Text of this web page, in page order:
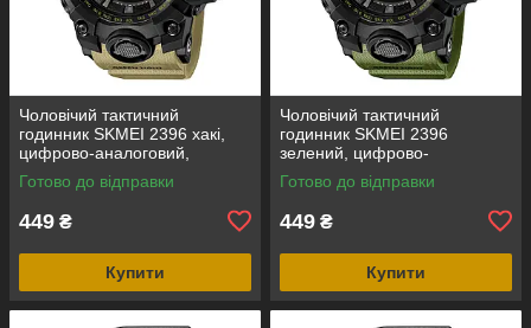
Чоловічий тактичний
годинник SKMEI 2396 хакі,
цифрово-аналоговий,
водозахист 5 ATM
Готово до відправки
449 ₴
Купити
Чоловічий тактичний
годинник SKMEI 2396
зелений, цифрово-
аналоговий, водозахист 5
ATM
Готово до відправки
449 ₴
Купити